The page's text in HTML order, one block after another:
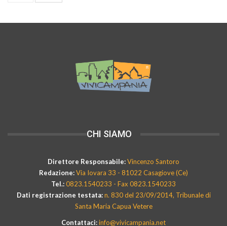
CHI SIAMO
Direttore Responsabile:Vincenzo Santoro
Redazione:Via Iovara 33 - 81022 Casagiove (Ce)
Tel.:0823.1540233 - Fax 0823.1540233
Dati registrazione testata:n. 830 del 23/09/2014, Tribunale di
Santa Maria Capua Vetere
Contattaci:info@vivicampania.net